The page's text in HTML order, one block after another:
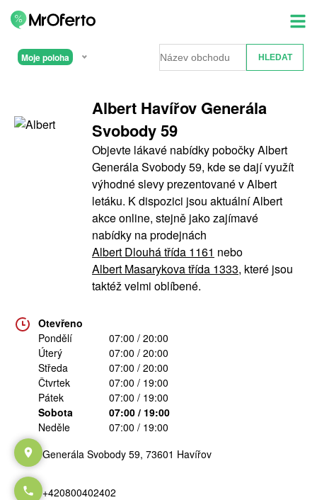
Moje poloha
Albert Havířov Generála
Svobody 59
Objevte lákavé nabídky pobočky Albert
Generála Svobody 59, kde se dají využít
výhodné slevy prezentované v Albert
letáku. K dispozici jsou aktuální Albert
akce online, stejně jako zajímavé
nabídky na prodejnách
Albert Dlouhá třída 1161 nebo
Albert Masarykova třída 1333, které jsou
taktéž velmi oblíbené.
Otevřeno
Pondělí
07:00 / 20:00
Úterý
07:00 / 20:00
Středa
07:00 / 20:00
Čtvrtek
07:00 / 19:00
Pátek
07:00 / 19:00
Sobota
07:00 / 19:00
Neděle
07:00 / 19:00
Generála Svobody 59, 73601 Havířov
+420800402402